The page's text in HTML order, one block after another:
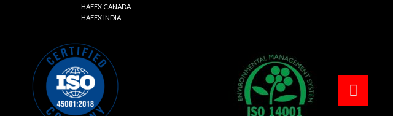
HAFEX CANADA
HAFEX INDIA